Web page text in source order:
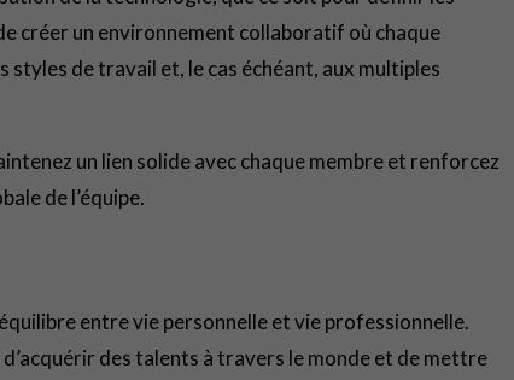
créer un environnement collaboratif où chaque
de travail et, le cas échéant, aux multiples
un lien solide avec chaque membre et renforcez
de l’équipe.
entre vie personnelle et vie professionnelle.
des talents à travers le monde et de mettre